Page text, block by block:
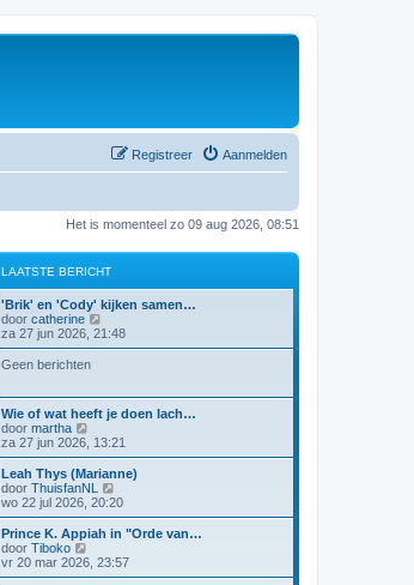
Aanmelden
Registreer
Het is momenteel zo 09 aug 2026, 08:51
LAATSTE BERICHT
'Brik' en 'Cody' kijken samen…
door catherine
e
k
l
a
t
s
t
e
b
e
r
c
h
za 27 jun 2026, 21:48
Geen berichten
Wie of wat heeft je doen lach…
door martha
e
k
i
j
k
a
a
t
s
za 27 jun 2026, 13:21
Leah Thys (Marianne)
door ThuisfanNL
e
k
i
k
wo 22 jul 2026, 20:20
Prince K. Appiah in "Orde van…
door Tiboko
e
k
vr 20 mar 2026, 23:57